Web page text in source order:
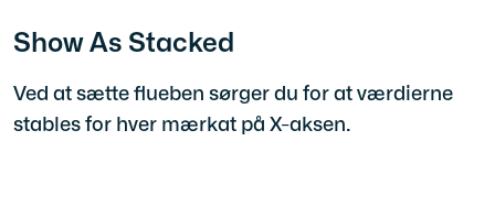
Show As Stacked
Ved at sætte flueben sørger du for at værdierne
stables for hver mærkat på X-aksen.